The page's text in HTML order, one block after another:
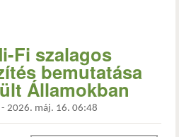
Fi szalagos
bemutatása
Államokban
- 2026. máj. 16. 06:48